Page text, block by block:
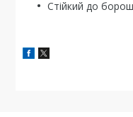
Стійкий до